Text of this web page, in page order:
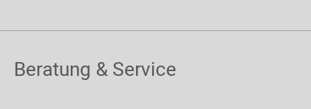
Beratung & Service